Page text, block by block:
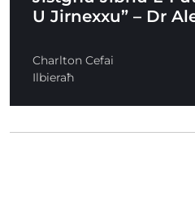
U Jirnexxu” – Dr
Charlton Cefai
Ilbieraħ